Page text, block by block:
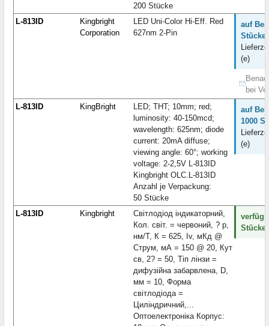
200 Stücke
L-813ID
Kingbright
Corporation
LED Uni-Color Hi-Eff. Red
627nm 2-Pin
auf
Stücke:
(e)
bei
L-813ID
KingBright
LED; THT; 10mm; red;
luminosity: 40-150mcd;
wavelength: 625nm; diode
current: 20mA diffuse;
viewing angle: 60°; working
voltage: 2-2,5V L-813ID
Kingbright OLC.L-813ID
Anzahl je Verpackung:
50 Stücke
auf
1000
(e)
L-813ID Kingbright
Світлодіод індикаторний,
Кол. світ. = червоний, ? p,
нм/Т, К = 625, Iv, мКд @
Струм, мА = 150 @ 20, Кут
св, 2? = 50, Тіп лінзи =
дифузійна забарвлена, D,
мм = 10, Форма
світлодіода =
Циліндричний,...
Оптоелектроніка Корпус:
Stücke: